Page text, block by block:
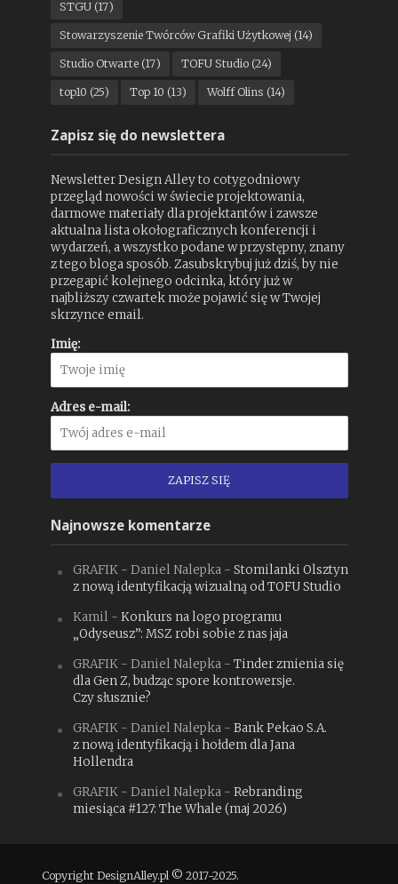
STGU(17)
Stowarzyszenie Twórców Grafiki Użytkowej (14)
Studio Otwarte(17) TOFU Studio(24)
top10 (25) Top 10 (13) Wolff Olins (14)
Zapisz się do newslettera
Newsletter Design Alley to cotygodniowy
przegląd nowości w świecie projektowania,
darmowe materiały dla projektantów i zawsze
aktualna lista okołograficznych konferencji i
wydarzeń, a wszystko podane w przystępny, znany
z tego bloga sposób. Zasubskrybuj już dziś, by nie
przegapić kolejnego odcinka, który już w
najbliższy czwartek może pojawić się w Twojej
skrzynce email.
Imię:
Adres e-mail:
Najnowsze komentarze
GRAFIK - Daniel Nalepka- Stomilanki Olsztyn
z nową identyfikacją wizualną od TOFU Studio
Kamil- Konkurs na logo programu
„Odyseusz”: MSZ robi sobie z nas jaja
GRAFIK - Daniel Nalepka- Tinder zmienia się
dla Gen Z, budząc spore kontrowersje.
Czy słusznie?
GRAFIK - Daniel Nalepka- Bank Pekao S.A.
z nową identyfikacją i hołdem dla Jana
Hollendra
GRAFIK - Daniel Nalepka- Rebranding
miesiąca #127: The Whale (maj 2026)
Copyright DesignAlley.pl © 2017-2025.